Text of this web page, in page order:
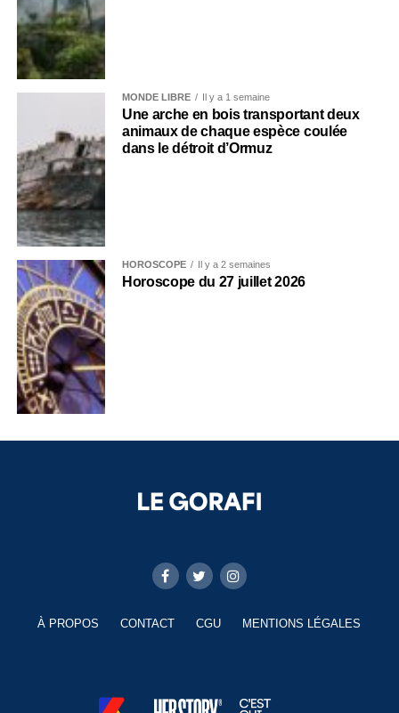
MONDE LIBRE Il y a 1 semaine
Une arche en bois transportant deux
animaux de chaque espèce coulée
dans le détroit d’Ormuz
HOROSCOPE Il y a 2 semaines
Horoscope du 27 juillet 2026
À PROPOS CONTACT CGU MENTIONS LÉGALES